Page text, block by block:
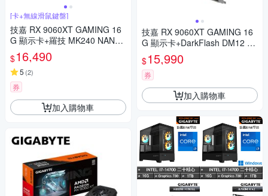
[卡+無線滑鼠鍵盤]
技嘉 RX 9060XT GAMING 16
G 顯示卡+羅技 MK240 NANO
無線滑鼠鍵盤組
$16,490
5 (2)
券
加入購物車
技嘉 RX 9060XT GAMING 16
G 顯示卡+DarkFlash DM12 P
RO 白 12cm 正向扇 ARGB
$15,990
券
加入購物車